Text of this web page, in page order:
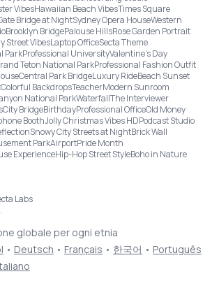
VibesHawaiian Beach VibesTimes Square
Bridge at NightSydney Opera HouseWestern
Brooklyn BridgePalouse HillsRose Garden Portrait
Street VibesLaptop OfficeSecta Theme
ParkProfessional UniversityValentine's Day
Teton National ParkProfessional Fashion Outfit
Central Park BridgeLuxury RideBeach Sunset
Colorful BackdropsTeacherModern Sunroom
National ParkWaterfallThe Interviewer
City BridgeBirthdayProfessional OfficeOld Money
BoothJolly Christmas Vibes HDPodcast Studio
Snowy City Streets at NightBrick Wall
ParkAirportPride Month
ExperienceHip-Hop Street StyleBoho in Nature
Labs
globale per ogni etnia
• Deutsch • Français • 한국어 • Português